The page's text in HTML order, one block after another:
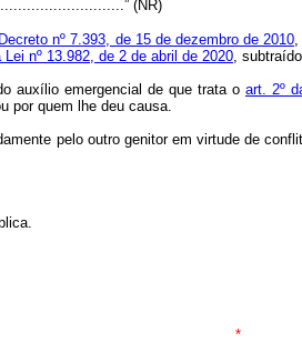
(NR)
Decreto nº 7.393, de 15 de dezembro de 2010,
Lei nº 13.982, de 2 de abril de 2020,
auxílio emergencial de que trata o art. 2º
por quem lhe deu causa.
pelo outro genitor em virtude de
*